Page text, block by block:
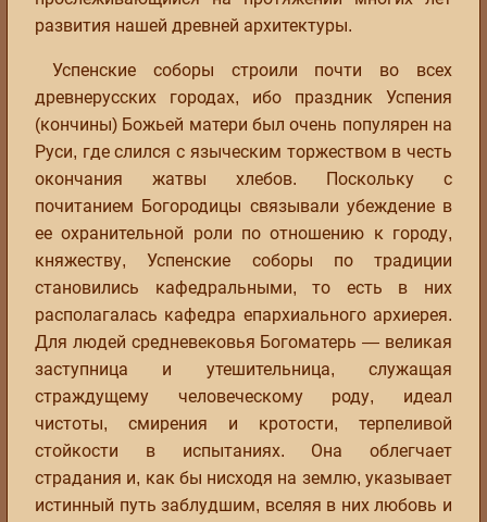
развития нашей древней архитектуры.
Успенские соборы строили почти во всех
древнерусских городах, ибо праздник Успения
(кончины) Божьей матери был очень популярен на
Руси, где слился с языческим торжеством в честь
окончания жатвы хлебов. Поскольку с
почитанием Богородицы связывали убеждение в
ее охранительной роли по отношению к городу,
княжеству, Успенские соборы по традиции
становились кафедральными, то есть в них
располагалась кафедра епархиального архиерея.
Для людей средневековья Богоматерь — великая
заступница и утешительница, служащая
страждущему человеческому роду, идеал
чистоты, смирения и кротости, терпеливой
стойкости в испытаниях. Она облегчает
страдания и, как бы нисходя на землю, указывает
истинный путь заблудшим, вселяя в них любовь и